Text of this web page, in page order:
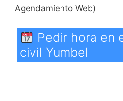
Agendamiento Web)
Pedir hora en
civil Yumbel